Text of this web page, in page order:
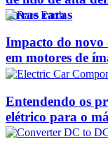
terras raras
Impacto do novo
em motores de
Entendendo os
elétrico para o